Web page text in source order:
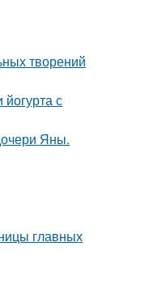
творений
с
Яны.
главных